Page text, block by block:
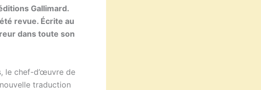
Gallimard.
revue. Écrite au
dans toute son
le chef-d’œuvre de
traduction